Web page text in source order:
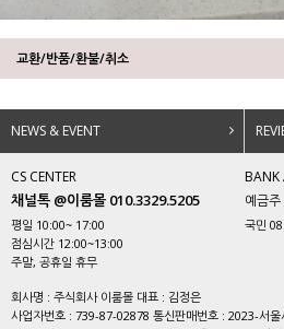
교환/반품/환불/취소
NEWS & EVENT
CS CENTER
채널톡 @이룸몰 010.3329.5205
평일 10:00~ 17:00
점심시간 12:00~13:00
주말, 공휴일 휴무
예금주
국민
회사명 : 주식회사 이룸몰 대표 : 김정은
사업자번호 : 739-87-02878 통신판매번호 : 2023-서